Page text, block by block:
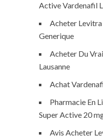
Active Vardenafil
Acheter
Generique
Acheter Du
Lausanne
Achat
Pharmacie En
Super Active 20
Avis Acheter